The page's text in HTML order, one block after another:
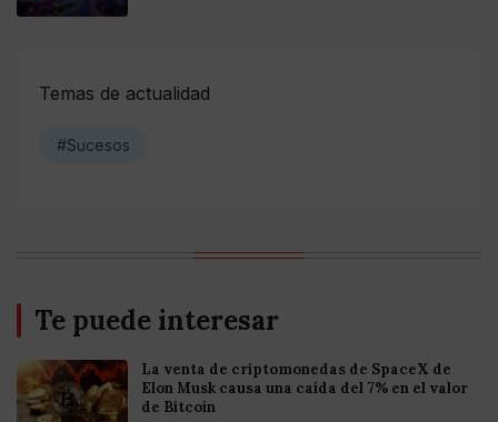
Temas de actualidad
#Sucesos
Te puede interesar
La venta de criptomonedas de SpaceX de
Elon Musk causa una caída del 7% en el valor
de Bitcoin